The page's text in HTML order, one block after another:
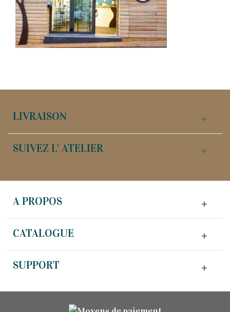
LIVRAISON
SUIVEZ L' ATELIER
A PROPOS
CATALOGUE
SUPPORT